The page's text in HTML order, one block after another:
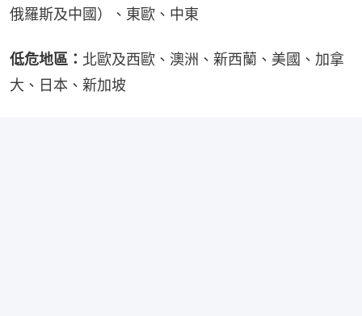
俄羅斯及中國）、東歐、中東
低危地區： 北歐及西歐、澳洲、新西蘭、美國、加拿
大、日本、新加坡